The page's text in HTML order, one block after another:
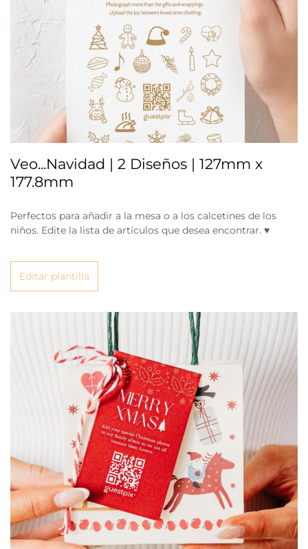
Veo...Navidad | 2 Diseños | 127mm x
177.8mm
Perfectos para añadir a la mesa o a los calcetines de los
niños. Edite la lista de artículos que desea encontrar. ♥
Editar plantilla